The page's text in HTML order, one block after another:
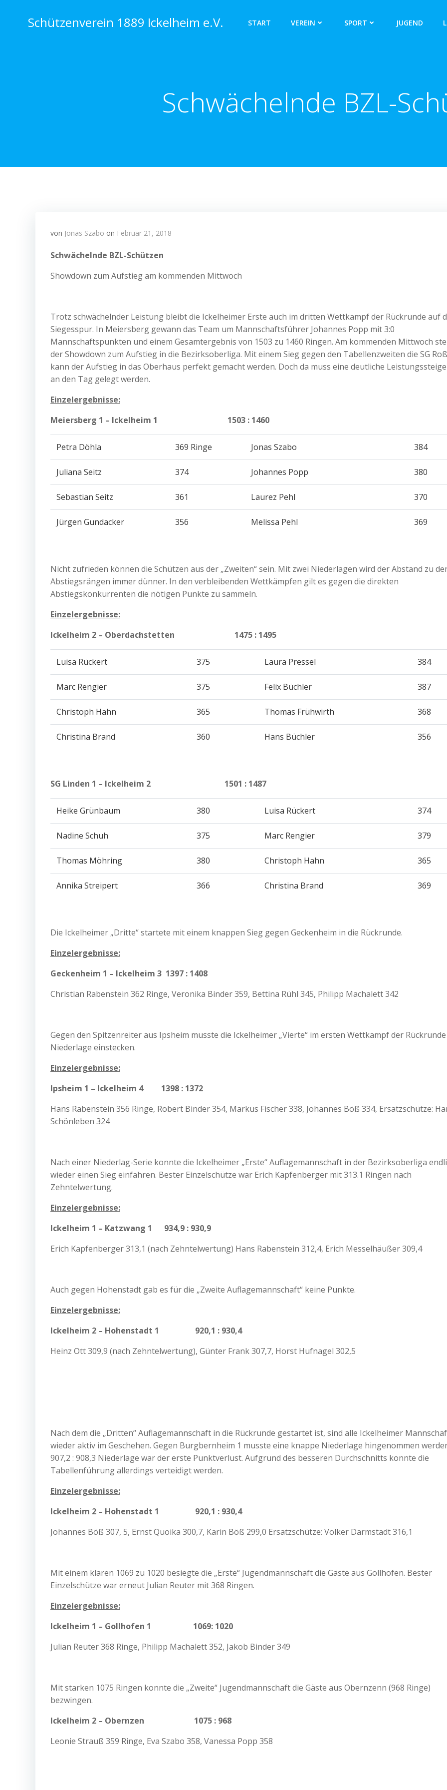
springenSchützenverein 1889 Ickelheim e.V. START VEREIN SPORT JUGEND
Schwächelnde BZL-
von Jonas Szabo on Februar 21, 2018
Schwächelnde BZL-Schützen
Showdown zum Aufstieg am kommenden Mittwoch
Trotz schwächelnder Leistung bleibt die Ickelheimer Erste auch im dritten Wettkampf der Rückrunde auf
Siegesspur. In Meiersberg gewann das Team um Mannschaftsführer Johannes Popp mit 3:0
Mannschaftspunkten und einem Gesamtergebnis von 1503 zu 1460 Ringen. Am kommenden Mittwoch
der Showdown zum Aufstieg in die Bezirksoberliga. Mit einem Sieg gegen den Tabellenzweiten die SG
kann der Aufstieg in das Oberhaus perfekt gemacht werden. Doch da muss eine deutliche
an den Tag gelegt werden.
Einzelergebnisse:
Meiersberg 1 – Ickelheim 1 1503 : 1460
Petra Döhla 369 Ringe Jonas Szabo 384
Juliana Seitz 374 Johannes Popp 380
Sebastian Seitz 361 Laurez Pehl 370
Jürgen Gundacker 356 Melissa Pehl 369
Nicht zufrieden können die Schützen aus der „Zweiten“ sein. Mit zwei Niederlagen wird der Abstand zu
Abstiegsrängen immer dünner. In den verbleibenden Wettkämpfen gilt es gegen die direkten
Abstiegskonkurrenten die nötigen Punkte zu sammeln.
Einzelergebnisse:
Ickelheim 2 – Oberdachstetten 1475 : 1495
Luisa Rückert 375 Laura Pressel 384
Marc Rengier 375 Felix Büchler 387
Christoph Hahn 365 Thomas Frühwirth 368
Christina Brand 360 Hans Büchler 356
SG Linden 1 – Ickelheim 2 1501 : 1487
Heike Grünbaum 380 Luisa Rückert 374
Nadine Schuh 375 Marc Rengier 379
Thomas Möhring 380 Christoph Hahn 365
Annika Streipert 366 Christina Brand 369
Die Ickelheimer „Dritte“ startete mit einem knappen Sieg gegen Geckenheim in die Rückrunde.
Einzelergebnisse:
Geckenheim 1 – Ickelheim 3 1397 : 1408
Christian Rabenstein 362 Ringe, Veronika Binder 359, Bettina Rühl 345, Philipp Machalett 342
Gegen den Spitzenreiter aus Ipsheim musste die Ickelheimer „Vierte“ im ersten Wettkampf der
Niederlage einstecken.
Einzelergebnisse:
Ipsheim 1 – Ickelheim 4 1398 : 1372
Hans Rabenstein 356 Ringe, Robert Binder 354, Markus Fischer 338, Johannes Böß 334, Ersatzschütze:
Schönleben 324
Nach einer Niederlag-Serie konnte die Ickelheimer „Erste“ Auflagemannschaft in der Bezirksoberliga
wieder einen Sieg einfahren. Bester Einzelschütze war Erich Kapfenberger mit 313.1 Ringen nach
Zehntelwertung.
Einzelergebnisse:
Ickelheim 1 – Katzwang 1 934,9 : 930,9
Erich Kapfenberger 313,1 (nach Zehntelwertung) Hans Rabenstein 312,4, Erich Messelhäußer 309,4
Auch gegen Hohenstadt gab es für die „Zweite Auflagemannschaft“ keine Punkte.
Einzelergebnisse:
Ickelheim 2 – Hohenstadt 1 920,1 : 930,4
Heinz Ott 309,9 (nach Zehntelwertung), Günter Frank 307,7, Horst Hufnagel 302,5
Nach dem die „Dritten“ Auflagemannschaft in die Rückrunde gestartet ist, sind alle Ickelheimer
wieder aktiv im Geschehen. Gegen Burgbernheim 1 musste eine knappe Niederlage hingenommen
907,2 : 908,3 Niederlage war der erste Punktverlust. Aufgrund des besseren Durchschnitts konnte die
Tabellenführung allerdings verteidigt werden.
Einzelergebnisse:
Ickelheim 2 – Hohenstadt 1 920,1 : 930,4
Johannes Böß 307, 5, Ernst Quoika 300,7, Karin Böß 299,0 Ersatzschütze: Volker Darmstadt 316,1
Mit einem klaren 1069 zu 1020 besiegte die „Erste“ Jugendmannschaft die Gäste aus Gollhofen. Bester
Einzelschütze war erneut Julian Reuter mit 368 Ringen.
Einzelergebnisse:
Ickelheim 1 – Gollhofen 1 1069: 1020
Julian Reuter 368 Ringe, Philipp Machalett 352, Jakob Binder 349
Mit starken 1075 Ringen konnte die „Zweite“ Jugendmannschaft die Gäste aus Obernzenn (968 Ringe)
bezwingen.
Ickelheim 2 – Obernzen 1075 : 968
Leonie Strauß 359 Ringe, Eva Szabo 358, Vanessa Popp 358